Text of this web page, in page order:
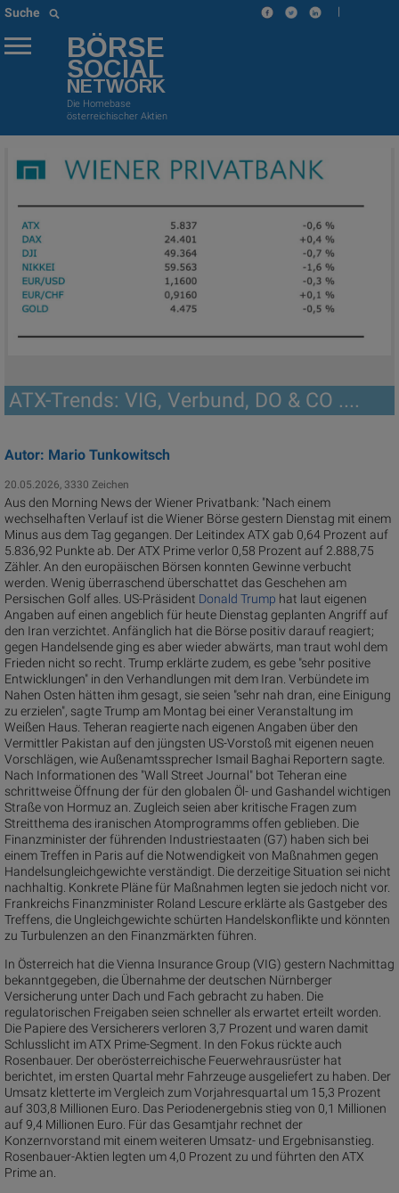
Suche |
BÖRSE
SOCIAL
NETWORK
Die Homebase
österreichischer Aktien
ATX-Trends: VIG, Verbund, DO & CO ....
Autor: Mario Tunkowitsch
20.05.2026, 3330 Zeichen
Aus den Morning News der Wiener Privatbank: "Nach einem
wechselhaften Verlauf ist die Wiener Börse gestern Dienstag mit einem
Minus aus dem Tag gegangen. Der Leitindex ATX gab 0,64 Prozent auf
5.836,92 Punkte ab. Der ATX Prime verlor 0,58 Prozent auf 2.888,75
Zähler. An den europäischen Börsen konnten Gewinne verbucht
werden. Wenig überraschend überschattet das Geschehen am
Persischen Golf alles. US-Präsident Donald Trump hat laut eigenen
Angaben auf einen angeblich für heute Dienstag geplanten Angriff auf
den Iran verzichtet. Anfänglich hat die Börse positiv darauf reagiert;
gegen Handelsende ging es aber wieder abwärts, man traut wohl dem
Frieden nicht so recht. Trump erklärte zudem, es gebe "sehr positive
Entwicklungen" in den Verhandlungen mit dem Iran. Verbündete im
Nahen Osten hätten ihm gesagt, sie seien "sehr nah dran, eine Einigung
zu erzielen", sagte Trump am Montag bei einer Veranstaltung im
Weißen Haus. Teheran reagierte nach eigenen Angaben über den
Vermittler Pakistan auf den jüngsten US-Vorstoß mit eigenen neuen
Vorschlägen, wie Außenamtssprecher Ismail Baghai Reportern sagte.
Nach Informationen des "Wall Street Journal" bot Teheran eine
schrittweise Öffnung der für den globalen Öl- und Gashandel wichtigen
Straße von Hormuz an. Zugleich seien aber kritische Fragen zum
Streitthema des iranischen Atomprogramms offen geblieben. Die
Finanzminister der führenden Industriestaaten (G7) haben sich bei
einem Treffen in Paris auf die Notwendigkeit von Maßnahmen gegen
Handelsungleichgewichte verständigt. Die derzeitige Situation sei nicht
nachhaltig. Konkrete Pläne für Maßnahmen legten sie jedoch nicht vor.
Frankreichs Finanzminister Roland Lescure erklärte als Gastgeber des
Treffens, die Ungleichgewichte schürten Handelskonflikte und könnten
zu Turbulenzen an den Finanzmärkten führen.
In Österreich hat die Vienna Insurance Group (VIG) gestern Nachmittag
bekanntgegeben, die Übernahme der deutschen Nürnberger
Versicherung unter Dach und Fach gebracht zu haben. Die
regulatorischen Freigaben seien schneller als erwartet erteilt worden.
Die Papiere des Versicherers verloren 3,7 Prozent und waren damit
Schlusslicht im ATX Prime-Segment. In den Fokus rückte auch
Rosenbauer. Der oberösterreichische Feuerwehrausrüster hat
berichtet, im ersten Quartal mehr Fahrzeuge ausgeliefert zu haben. Der
Umsatz kletterte im Vergleich zum Vorjahresquartal um 15,3 Prozent
auf 303,8 Millionen Euro. Das Periodenergebnis stieg von 0,1 Millionen
auf 9,4 Millionen Euro. Für das Gesamtjahr rechnet der
Konzernvorstand mit einem weiteren Umsatz- und Ergebnisanstieg.
Rosenbauer-Aktien legten um 4,0 Prozent zu und führten den ATX
Prime an.